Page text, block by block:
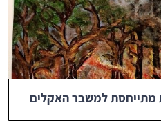
מתייחסת למשבר האקלים